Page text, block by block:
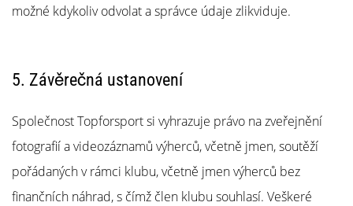
možné kdykoliv odvolat a správce údaje zlikviduje.
5. Závěrečná ustanovení
Společnost Topforsport si vyhrazuje právo na zveřejnění
fotografií a videozáznamů výherců, včetně jmen, soutěží
pořádaných v rámci klubu, včetně jmen výherců bez
finančních náhrad, s čímž člen klubu souhlasí. Veškeré